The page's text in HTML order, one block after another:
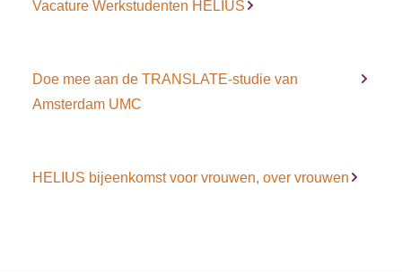
Vacature Werkstudenten HELIUS
Doe mee aan de TRANSLATE-studie van
Amsterdam UMC
HELIUS bijeenkomst voor vrouwen, over vrouwen